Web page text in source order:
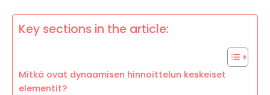
Key sections in the article:
Mitkä ovat dynaamisen hinnoittelun keskeiset
elementit?